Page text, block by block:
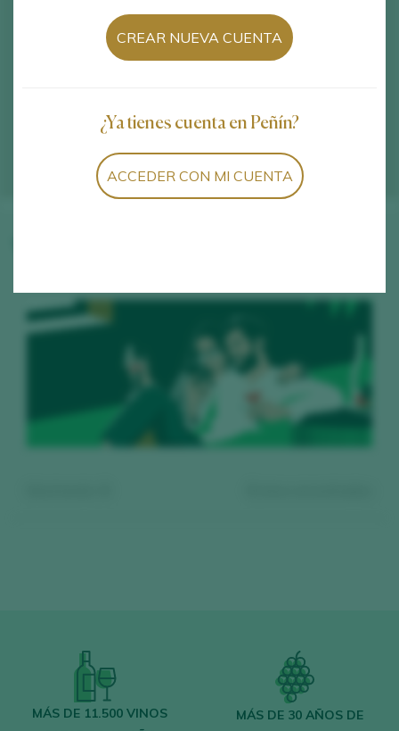
Regístrate gratis y accede al
contenido
MÁS DE 11.500 VINOS
MÁS DE 30 AÑOS DE
CREAR NUEVA CUENTA
¿Ya tienes cuenta en Peñín?
ACCEDER CON MI CUENTA